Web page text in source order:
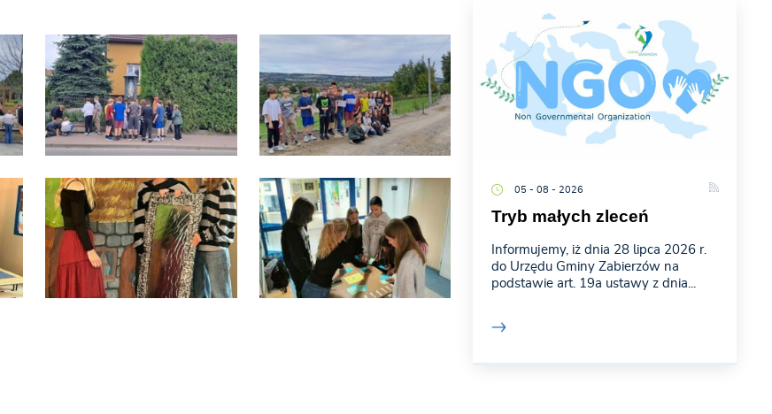
05 - 08 - 2026
Tryb małych zleceń
Informujemy, iż dnia 28 lipca 2026 r.
do Urzędu Gminy Zabierzów na
podstawie art. 19a ustawy z dnia...